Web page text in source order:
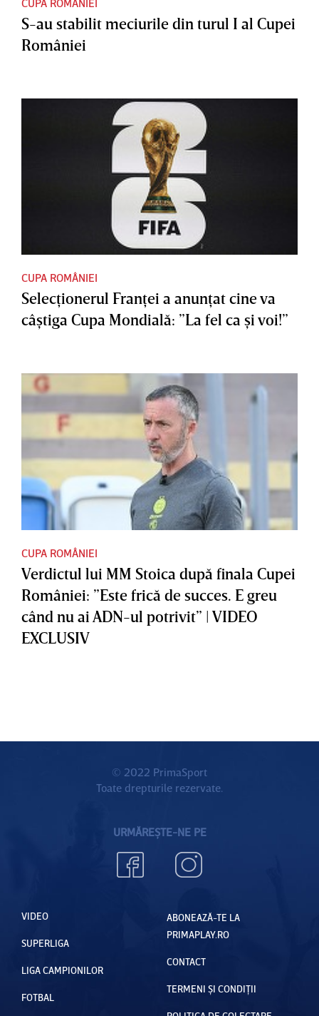
S-au stabilit meciurile din turul I al Cupei
României
CUPA ROMÂNIEI
Selecţionerul Franţei a anunţat cine va
câştiga Cupa Mondială: ”La fel ca şi voi!”
CUPA ROMÂNIEI
Verdictul lui MM Stoica după finala Cupei
României: ”Este frică de succes. E greu
când nu ai ADN-ul potrivit” | VIDEO
EXCLUSIV
© 2022 PrimaSport
Toate drepturile rezervate.
URMĂREȘTE-NE PE
VIDEO
SUPERLIGA
LIGA CAMPIONILOR
FOTBAL
ABONEAZĂ-TE LA
PRIMAPLAY.RO
CONTACT
TERMENI ȘI CONDIȚII